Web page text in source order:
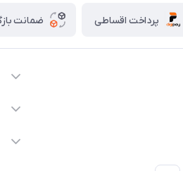
پرداخت اقساطی ضمانت